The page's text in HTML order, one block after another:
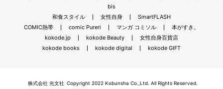
bis
和食スタイル
女性自身
SmartFLASH
COMIC熱帯
comic Pureri マンガ コミソル
本がすき。
kokode.jp
kokode Beauty
女性自身百貨店
kokode books
kokode digital kokode GIFT
株式会社 光文社 Copyright 2022 Kobunsha Co.,Ltd. All Rights Reserved.